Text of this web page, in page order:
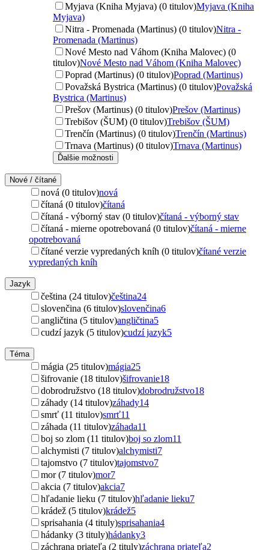
Myjava (Kniha Myjava) (0 titulov)Myjava (Kniha
Myjava)
Nitra - Promenada (Martinus) (0 titulov)Nitra -
Promenada (Martinus)
Nové Mesto nad Váhom (Kniha Malovec) (0
titulov)Nové Mesto nad Váhom (Kniha Malovec)
Poprad (Martinus) (0 titulov)Poprad (Martinus)
Považská Bystrica (Martinus) (0 titulov)Považská
Bystrica (Martinus)
Prešov (Martinus) (0 titulov)Prešov (Martinus)
Trebišov (ŠUM) (0 titulov)Trebišov (ŠUM)
Trenčín (Martinus) (0 titulov)Trenčín (Martinus)
Trnava (Martinus) (0 titulov)Trnava (Martinus)
Ďalšie možnosti
Nové / čítané
nová (0 titulov)nová
čítaná (0 titulov)čítaná
čítaná - výborný stav (0 titulov)čítaná - výborný stav
čítaná - mierne opotrebovaná (0 titulov)čítaná - mierne
opotrebovaná
čítané verzie vypredaných kníh (0 titulov)čítané verzie
vypredaných kníh
Jazyk
čeština (24 titulov)čeština24
slovenčina (6 titulov)slovenčina6
angličtina (5 titulov)angličtina5
cudzí jazyk (5 titulov)cudzí jazyk5
Téma
mágia (25 titulov)mágia25
šifrovanie (18 titulov)šifrovanie18
dobrodružstvo (18 titulov)dobrodružstvo18
záhady (14 titulov)záhady14
smrť (11 titulov)smrť11
záhada (11 titulov)záhada11
boj so zlom (11 titulov)boj so zlom11
alchymisti (7 titulov)alchymisti7
tajomstvo (7 titulov)tajomstvo7
mor (7 titulov)mor7
akcia (7 titulov)akcia7
hľadanie lieku (7 titulov)hľadanie lieku7
krádež (5 titulov)krádež5
sprisahania (4 tituly)sprisahania4
hádanky (3 tituly)hádanky3
záchrana priateľa (2 tituly)záchrana priateľa2